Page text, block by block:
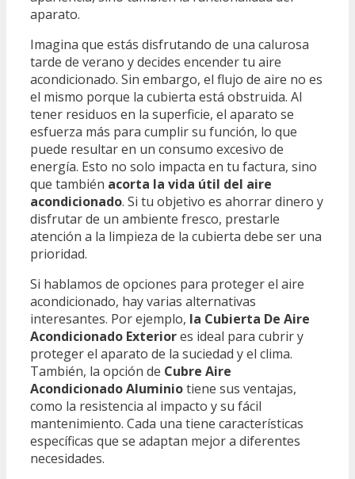
aparato.
Imagina que estás disfrutando de una calurosa
tarde de verano y decides encender tu aire
acondicionado. Sin embargo, el flujo de aire no es
el mismo porque la cubierta está obstruida. Al
tener residuos en la superficie, el aparato se
esfuerza más para cumplir su función, lo que
puede resultar en un consumo excesivo de
energía. Esto no solo impacta en tu factura, sino
que también acorta la vida útil del aire
acondicionado. Si tu objetivo es ahorrar dinero y
disfrutar de un ambiente fresco, prestarle
atención a la limpieza de la cubierta debe ser una
prioridad.
Si hablamos de opciones para proteger el aire
acondicionado, hay varias alternativas
interesantes. Por ejemplo, la Cubierta De Aire
Acondicionado Exteriores ideal para cubrir y
proteger el aparato de la suciedad y el clima.
También, la opción de Cubre Aire
Acondicionado Aluminiotiene sus ventajas,
como la resistencia al impacto y su fácil
mantenimiento. Cada una tiene características
específicas que se adaptan mejor a diferentes
necesidades.